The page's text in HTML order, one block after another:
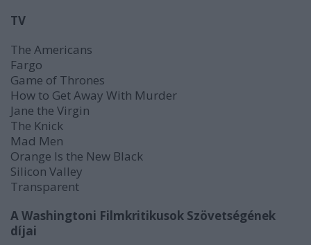
TV
The Americans
Fargo
Game of Thrones
How to Get Away With Murder
Jane the Virgin
The Knick
Mad Men
Orange Is the New Black
Silicon Valley
Transparent
A Washingtoni Filmkritikusok Szövetségének
díjai